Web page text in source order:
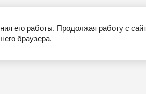
его работы. Продолжая работу с
браузера.